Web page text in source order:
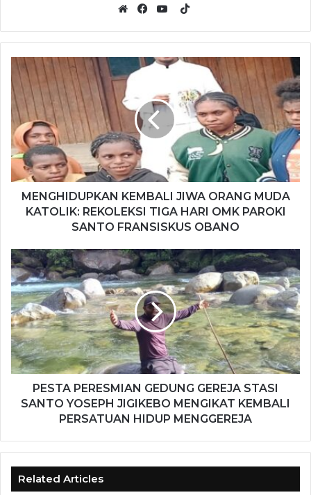
e
b
s
i
t
a
c
o
o
o
u
u
b
e
T
k
T
k
MENGHIDUPKAN KEMBALI JIWA ORANG MUDA
KATOLIK: REKOLEKSI TIGA HARI OMK PAROKI
SANTO FRANSISKUS OBANO
PESTA PERESMIAN GEDUNG GEREJA STASI
SANTO YOSEPH JIGIKEBO MENGIKAT KEMBALI
PERSATUAN HIDUP MENGGEREJA
Related Articles